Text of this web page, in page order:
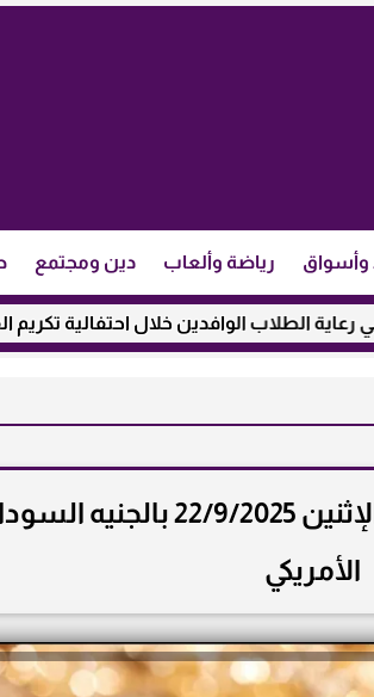
وأسواق رياضة وألعاب دين ومجتمع
الوافدين خلال احتفالية تكريم الفائزين
سعر الذهب في السودان اليوم الإثنين 22/
الأمريكي